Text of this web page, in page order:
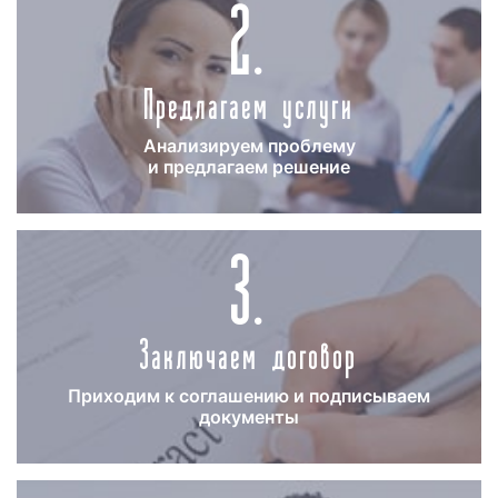
При самостоятельном изготовлении
видеоролика велик риск допустить ошибки.
Для создания качественного рекламного
продукта, советуем обращаться к
профессионалам. Специалисты рекламного
агентства «Фасад Медиа Групп» обладают
необходимыми опытом и знаниями для
создания и записи продающих рекламных
роликов. Для изготовления качественного
рекламного ролика обращайтесь к нам. Мы
Сроки размещения рекламы на
«ЗВЕЗДЕ» в Орехово-Зуево
При размещении рекламы на Звезде в
Предлагаем услуги
Анализируем проблему
и предлагаем решение
3.
Заключаем договор
Приходим к соглашению и подписываем
документы